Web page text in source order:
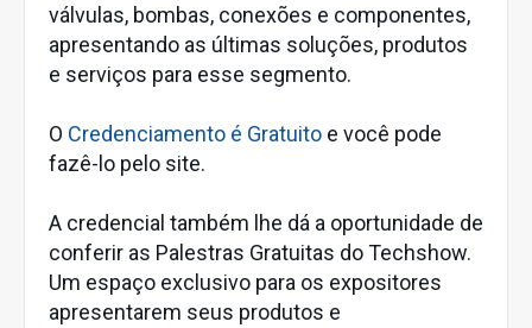
válvulas, bombas, conexões e componentes,
apresentando as últimas soluções, produtos
e serviços para esse segmento.
O Credenciamento é Gratuito e você pode
fazê-lo pelo site.
A credencial também lhe dá a oportunidade de
conferir as Palestras Gratuitas do Techshow.
Um espaço exclusivo para os expositores
apresentarem seus produtos e